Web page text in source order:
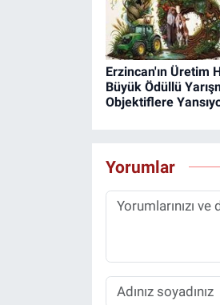
Erzincan'ın Üretim
Büyük Ödüllü
Objektiflere
Yorumlar